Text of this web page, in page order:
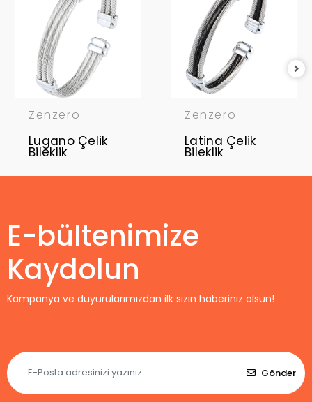
Zenzero
Lugano Çelik
Bileklik
Zenzero
Latina Çelik
Bileklik
E-bültenimize
Kaydolun
Kampanya ve duyurularımızdan ilk sizin haberiniz olsun!
Gönder